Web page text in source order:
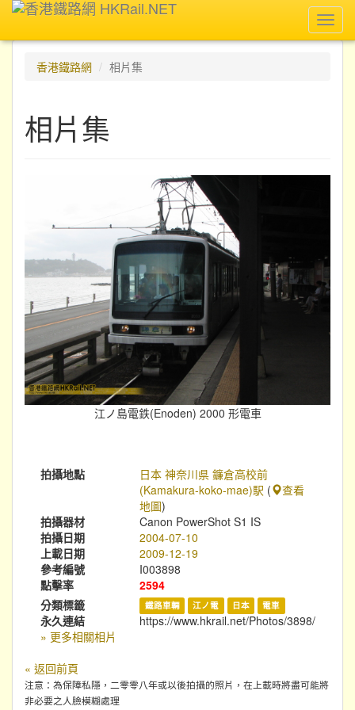
香港鐵路網
相片集
相片集
江ノ島電鉄(Enoden) 2000 形電車
拍攝地點
日本 神奈川県 鐮倉高校前
(Kamakura-koko-mae)駅 (
查看
地圖)
拍攝器材
Canon PowerShot S1 IS
拍攝日期
2004-07-10
上載日期
2009-12-19
參考編號
I003898
點擊率
2594
分類標籤
鐵路車輛 江ノ電 日本 電車
永久連結
https://www.hkrail.net/Photos/3898/
» 更多相關相片
« 返回前頁
注意：為保障私隱，二零零八年或以後拍攝的照片，在上載時將盡可能將
非必要之人臉模糊處理